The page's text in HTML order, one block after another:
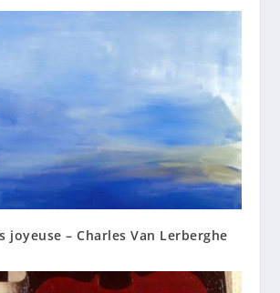
joyeuse – Charles Van Lerberghe